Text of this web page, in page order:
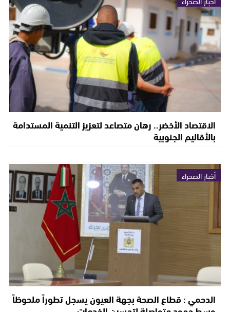
الاقتصاد الأخضر.. رهان متصاعد لتعزيز التنمية المستدامة
بالأقاليم الجنوبية
أخبار الصحراء
الدحمي : قطاع الصحة بجهة العيون يسجل تطوراً ملحوظاً